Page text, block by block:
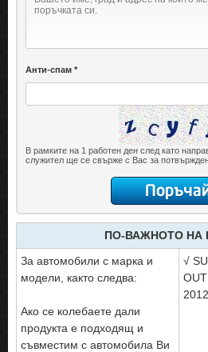
Анти-спам *
В рамките на 1 работен ден след като
служител ще се свърже с Вас за
ПО-ВАЖНОТО НА
За автомобили с марка и
модели, както следва:
Ако се колебаете дали
продукта е подходящ и
съвместим с автомобила Ви
√
2012